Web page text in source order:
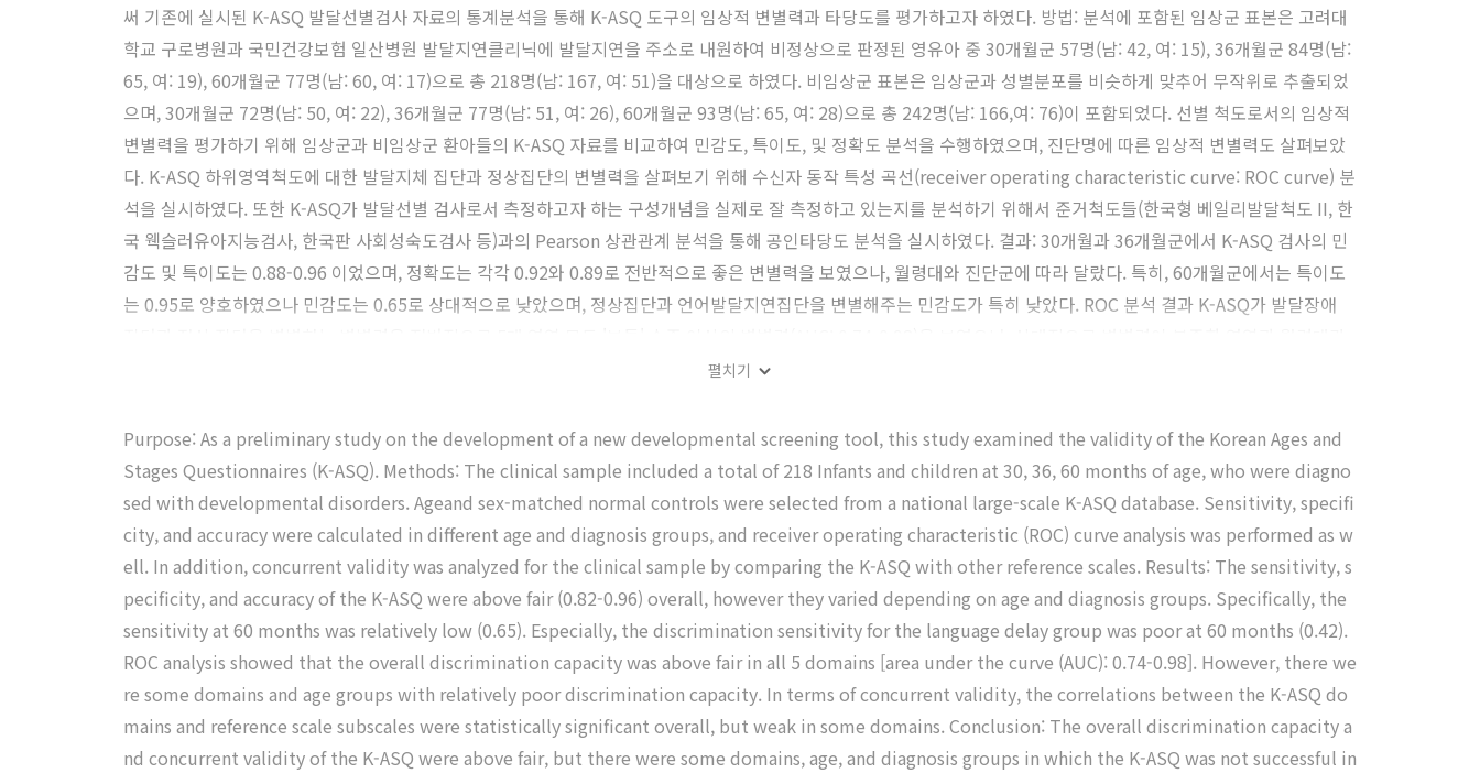
써 기존에 실시된 K-ASQ 발달선별검사 자료의 통계분석을 통해 K-ASQ 도구의 임상적 변별력과 타당도를 평가하고자 하였다. 방법: 분석에 포함된 임상군 표본은 고려대
학교 구로병원과 국민건강보험 일산병원 발달지연클리닉에 발달지연을 주소로 내원하여 비정상으로 판정된 영유아 중 30개월군 57명(남: 42, 여: 15), 36개월군 84명(남:
65, 여: 19), 60개월군 77명(남: 60, 여: 17)으로 총 218명(남: 167, 여: 51)을 대상으로 하였다. 비임상군 표본은 임상군과 성별분포를 비슷하게 맞추어 무작위로 추출되었
으며, 30개월군 72명(남: 50, 여: 22), 36개월군 77명(남: 51, 여: 26), 60개월군 93명(남: 65, 여: 28)으로 총 242명(남: 166,여: 76)이 포함되었다. 선별 척도로서의 임상적
변별력을 평가하기 위해 임상군과 비임상군 환아들의 K-ASQ 자료를 비교하여 민감도, 특이도, 및 정확도 분석을 수행하였으며, 진단명에 따른 임상적 변별력도 살펴보았
다. K-ASQ 하위영역척도에 대한 발달지체 집단과 정상집단의 변별력을 살펴보기 위해 수신자 동작 특성 곡선(receiver operating characteristic curve: ROC curve) 분
석을 실시하였다. 또한 K-ASQ가 발달선별 검사로서 측정하고자 하는 구성개념을 실제로 잘 측정하고 있는지를 분석하기 위해서 준거척도들(한국형 베일리발달척도 II, 한
국 웩슬러유아지능검사, 한국판 사회성숙도검사 등)과의 Pearson 상관관계 분석을 통해 공인타당도 분석을 실시하였다. 결과: 30개월과 36개월군에서 K-ASQ 검사의 민
감도 및 특이도는 0.88-0.96 이었으며, 정확도는 각각 0.92와 0.89로 전반적으로 좋은 변별력을 보였으나, 월령대와 진단군에 따라 달랐다. 특히, 60개월군에서는 특이도
는 0.95로 양호하였으나 민감도는 0.65로 상대적으로 낮았으며, 정상집단과 언어발달지연집단을 변별해주는 민감도가 특히 낮았다. ROC 분석 결과 K-ASQ가 발달장애
있었다. 공인타당도는 세 연령군 모두에서 준거척도와의 상관이 통계적으로 유의하긴 하였으나 대체적으로 높지 않았다. 특히 30개월군 K-ASQ검사의 대근육 운동영역은
관찰되었으나 월령별, 영역별로 차이가 있었으며, 공인타당도 검사 결과도 전반적으로 보통 이상의 수준이긴 하였으나, 일부 월령군에서는 K-ASQ 가 실질적인 하부영역
의 발달을 잘 반영하고 있지 못하였다. 따라서 우리나라 어린이들의 발달을 잘 반영하는 새로운 선별검사 도구의 개발이 필요할 것으로 사료된다.
펼치기
Purpose: As a preliminary study on the development of a new developmental screening tool, this study examined the validity of the Korean Ages and
Stages Questionnaires (K-ASQ). Methods: The clinical sample included a total of 218 Infants and children at 30, 36, 60 months of age, who were diagno
sed with developmental disorders. Ageand sex-matched normal controls were selected from a national large-scale K-ASQ database. Sensitivity, specifi
city, and accuracy were calculated in different age and diagnosis groups, and receiver operating characteristic (ROC) curve analysis was performed as w
ell. In addition, concurrent validity was analyzed for the clinical sample by comparing the K-ASQ with other reference scales. Results: The sensitivity, s
pecificity, and accuracy of the K-ASQ were above fair (0.82-0.96) overall, however they varied depending on age and diagnosis groups. Specifically, the
sensitivity at 60 months was relatively low (0.65). Especially, the discrimination sensitivity for the language delay group was poor at 60 months (0.42).
ROC analysis showed that the overall discrimination capacity was above fair in all 5 domains [area under the curve (AUC): 0.74-0.98]. However, there we
re some domains and age groups with relatively poor discrimination capacity. In terms of concurrent validity, the correlations between the K-ASQ do
mains and reference scale subscales were statistically significant overall, but weak in some domains. Conclusion: The overall discrimination capacity a
nd concurrent validity of the K-ASQ were above fair, but there were some domains, age, and diagnosis groups in which the K-ASQ was not successful in